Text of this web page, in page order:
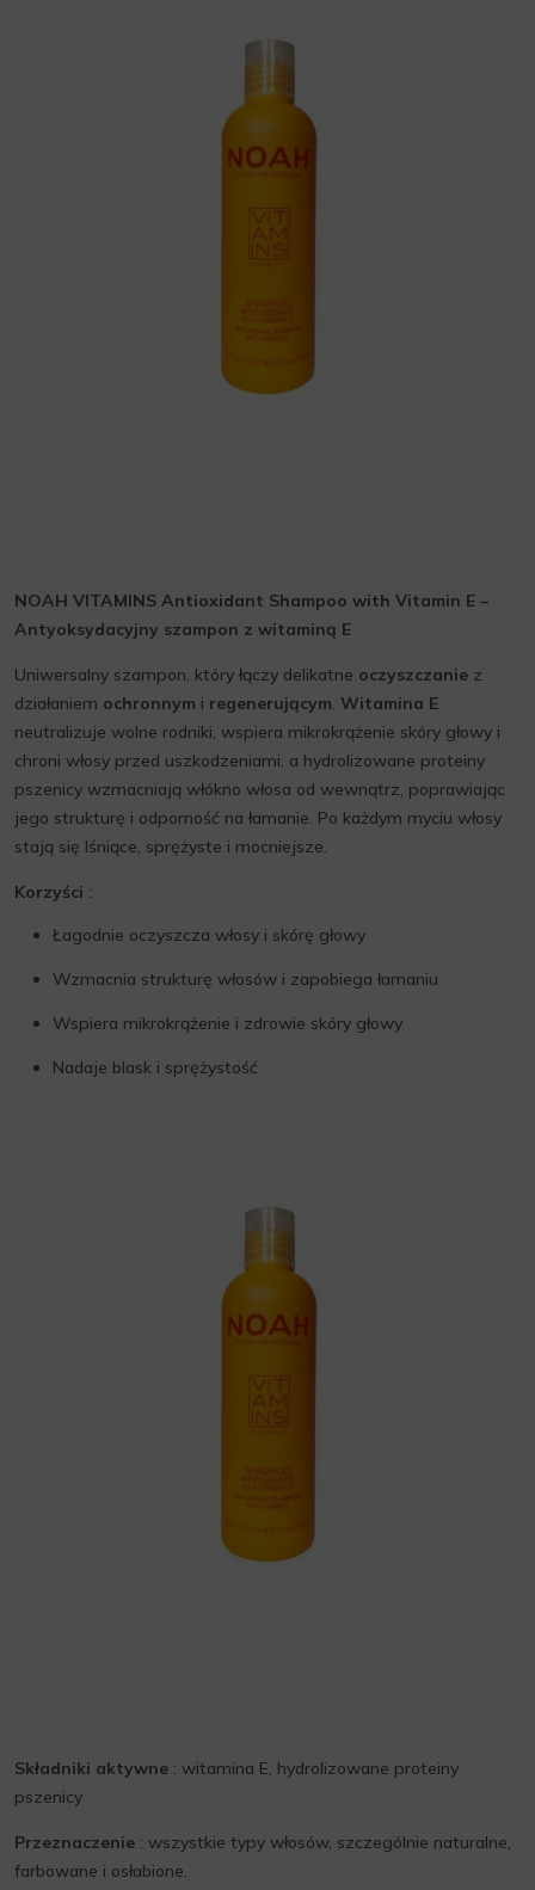
NOAH VITAMINS Antioxidant Shampoo with Vitamin E –
Antyoksydacyjny szampon z witaminą E
Uniwersalny szampon, który łączy delikatne oczyszczanie z
działaniem ochronnym i regenerującym. Witamina E
neutralizuje wolne rodniki, wspiera mikrokrążenie skóry głowy i
chroni włosy przed uszkodzeniami, a hydrolizowane proteiny
pszenicy wzmacniają włókno włosa od wewnątrz, poprawiając
jego strukturę i odporność na łamanie. Po każdym myciu włosy
stają się lśniące, sprężyste i mocniejsze.
Korzyści :
Łagodnie oczyszcza włosy i skórę głowy
Wzmacnia strukturę włosów i zapobiega łamaniu
Wspiera mikrokrążenie i zdrowie skóry głowy
Nadaje blask i sprężystość
Składniki aktywne : witamina E, hydrolizowane proteiny
pszenicy
Przeznaczenie : wszystkie typy włosów, szczególnie naturalne,
farbowane i osłabione.